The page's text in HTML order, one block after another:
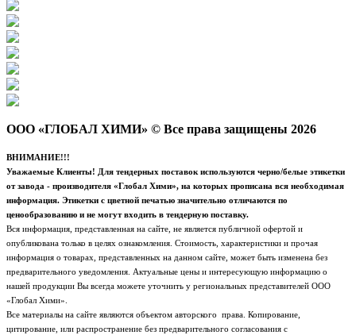
ООО «ГЛОБАЛ ХИМИ» © Все права защищены 2026
ВНИМАНИЕ!!!
Уважаемые Клиенты! Для тендерных поставок используются черно/белые этикетки
от завода - производителя «Глобал Хими», на которых прописана вся необходимая
информация. Этикетки с цветной печатью значительно отличаются по
ценообразованию и не могут входить в тендерную поставку.
Вся информация, представленная на сайте, не является публичной офертой и
опубликована только в целях ознакомления. Стоимость, характеристики и прочая
информация о товарах, представленных на данном сайте, может быть изменена без
предварительного уведомления. Актуальные цены и интересующую информацию о
нашей продукции Вы всегда можете уточнить у региональных представителей ООО
«Глобал Хими».
Все материалы на сайте являются объектом авторского права. Копирование,
цитирование, или распространение без предварительного согласования с